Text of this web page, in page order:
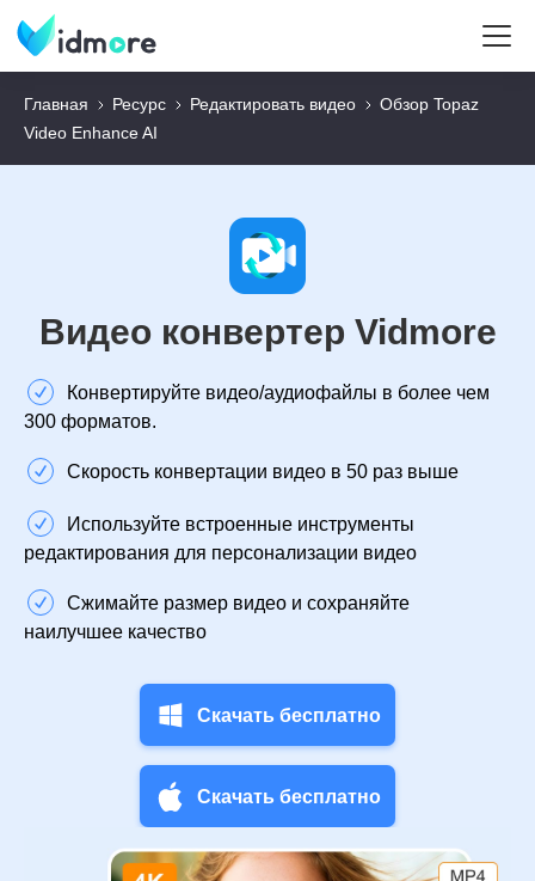
Главная Ресурс Редактировать видео
Обзор Topaz
Video Enhance AI
Видео конвертер Vidmore
Конвертируйте видео/аудиофайлы в более чем
300 форматов.
Скорость конвертации видео в 50 раз выше
Используйте встроенные инструменты
редактирования для персонализации видео
Сжимайте размер видео и сохраняйте
наилучшее качество
Скачать бесплатно
Скачать бесплатно